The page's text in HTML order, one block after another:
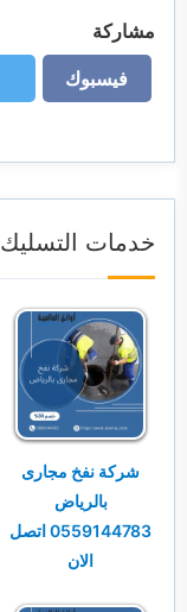
مشاركة
فيسبوك
فيسبوك
خدمات التسليك
شركة نفخ مجارى
بالرياض
0559144783 اتصل
الان